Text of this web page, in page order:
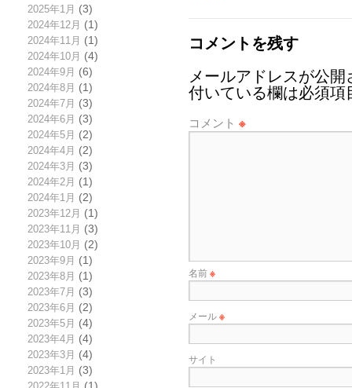
2025年1月 (3)
2024年12月 (1)
2024年11月 (1)
2024年10月 (4)
2024年9月 (6)
2024年8月 (1)
2024年7月 (3)
2024年6月 (3)
2024年5月 (2)
2024年4月 (2)
2024年3月 (3)
2024年2月 (1)
2024年1月 (2)
2023年12月 (1)
2023年11月 (3)
2023年10月 (2)
2023年9月 (1)
2023年8月 (1)
2023年7月 (3)
2023年6月 (2)
2023年5月 (4)
2023年4月 (4)
2023年3月 (4)
2023年1月 (3)
コメントを残す
メールアドレスが公
付いている欄は必須項
コメント ※
名前※
メール※
サイト